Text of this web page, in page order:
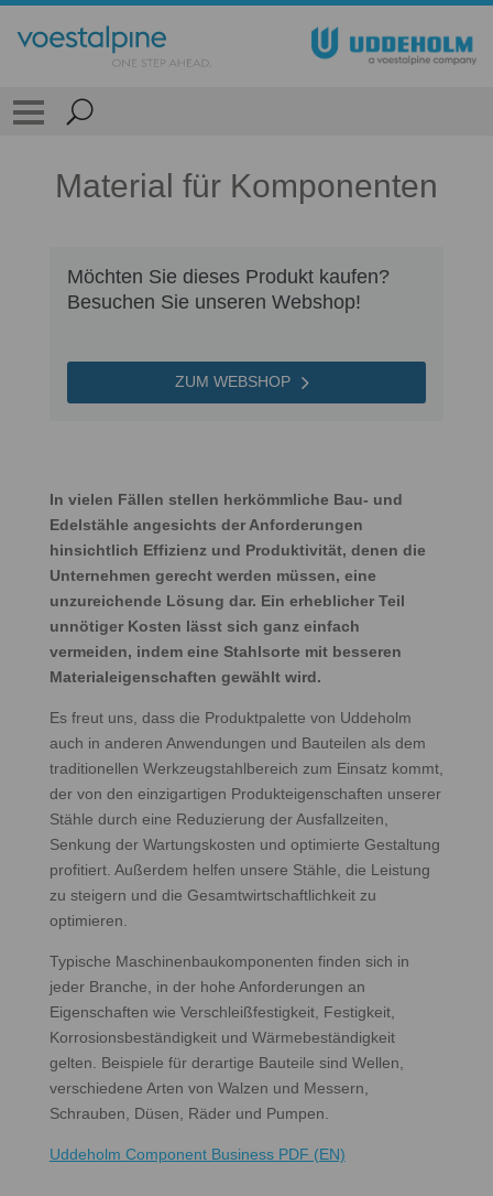
Material für Komponenten
Möchten Sie dieses Produkt kaufen?
Besuchen Sie unseren Webshop!
ZUM WEBSHOP
In vielen Fällen stellen herkömmliche Bau- und
Edelstähle angesichts der Anforderungen
hinsichtlich Effizienz und Produktivität, denen die
Unternehmen gerecht werden müssen, eine
unzureichende Lösung dar. Ein erheblicher Teil
unnötiger Kosten lässt sich ganz einfach
vermeiden, indem eine Stahlsorte mit besseren
Materialeigenschaften gewählt wird.
Es freut uns, dass die Produktpalette von Uddeholm
auch in anderen Anwendungen und Bauteilen als dem
traditionellen Werkzeugstahlbereich zum Einsatz kommt,
der von den einzigartigen Produkteigenschaften unserer
Stähle durch eine Reduzierung der Ausfallzeiten,
Senkung der Wartungskosten und optimierte Gestaltung
profitiert. Außerdem helfen unsere Stähle, die Leistung
zu steigern und die Gesamtwirtschaftlichkeit zu
optimieren.
Typische Maschinenbaukomponenten finden sich in
jeder Branche, in der hohe Anforderungen an
Eigenschaften wie Verschleißfestigkeit, Festigkeit,
Korrosionsbeständigkeit und Wärmebeständigkeit
gelten. Beispiele für derartige Bauteile sind Wellen,
verschiedene Arten von Walzen und Messern,
Schrauben, Düsen, Räder und Pumpen.
Uddeholm Component Business PDF (EN)